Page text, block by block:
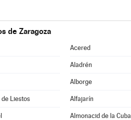
de Zaragoza
Acered
Aladrén
Alborge
Liestos Alfajarín
Almonacid de la Cuba